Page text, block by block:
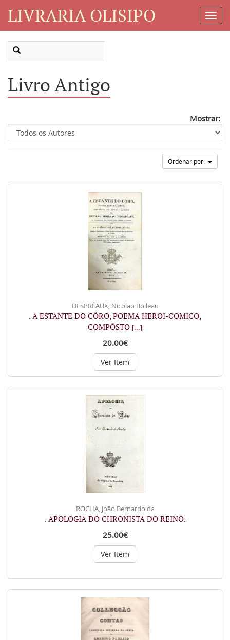
LIVRARIA OLISIPO
Livro Antigo
Mostrar:
Ordenar por
DESPRÉAUX, Nicolao Boileau
. A ESTANTE DO CÔRO, POEMA HEROI-COMICO,
COMPÔSTO [...]
20.00€
Ver Item
ROCHA, João Bernardo da
. APOLOGIA DO CHRONISTA DO REINO.
25.00€
Ver Item